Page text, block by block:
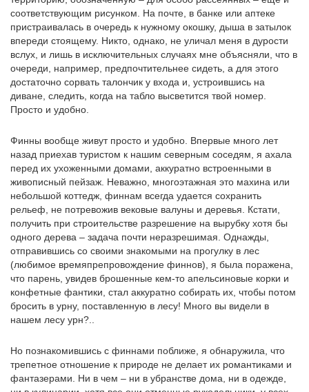
соответствующим рисунком. На почте, в банке или аптеке
пристраивалась в очередь к нужному окошку, дыша в затылок
впереди стоящему. Никто, однако, не уличал меня в дурости
вслух, и лишь в исключительных случаях мне объясняли, что в
очереди, например, предпочтительнее сидеть, а для этого
достаточно сорвать талончик у входа и, устроившись на
диване, следить, когда на табло высветится твой номер.
Просто и удобно.
Финны вообще живут просто и удобно. Впервые много лет
назад приехав туристом к нашим северным соседям, я ахала
перед их ухоженными домами, аккуратно встроенными в
живописный пейзаж. Неважно, многоэтажная это махина или
небольшой коттедж, финнам всегда удается сохранить
рельеф, не потревожив вековые валуны и деревья. Кстати,
получить при строительстве разрешение на вырубку хотя бы
одного дерева – задача почти неразрешимая. Однажды,
отправившись со своими знакомыми на прогулку в лес
(любимое времяпрепровождение финнов), я была поражена,
что парень, увидев брошенные кем-то апельсиновые корки и
конфетные фантики, стал аккуратно собирать их, чтобы потом
бросить в урну, поставленную в лесу! Много вы видели в
нашем лесу урн?..
Но познакомившись с финнами поближе, я обнаружила, что
трепетное отношение к природе не делает их романтиками и
фантазерами. Ни в чем – ни в убранстве дома, ни в одежде,